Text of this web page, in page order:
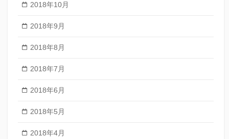
2018年10月
2018年9月
2018年8月
2018年7月
2018年6月
2018年5月
2018年4月